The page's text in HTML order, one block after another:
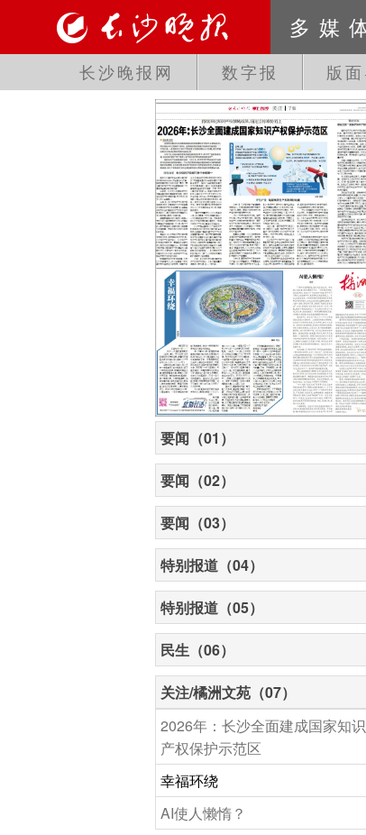
多媒
长沙晚报网 数字报 版
要闻（01）
要闻（02）
要闻（03）
特别报道（04）
特别报道（05）
民生（06）
关注/橘洲文苑（07）
2026年：长沙全面建成国家知识
产权保护示范区
幸福环绕
AI使人懒惰？